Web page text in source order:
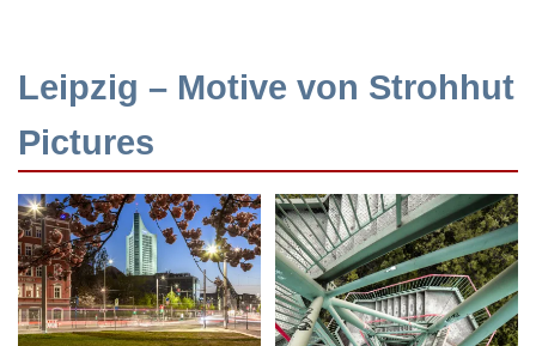
Leipzig – Motive von Strohhut
Pictures